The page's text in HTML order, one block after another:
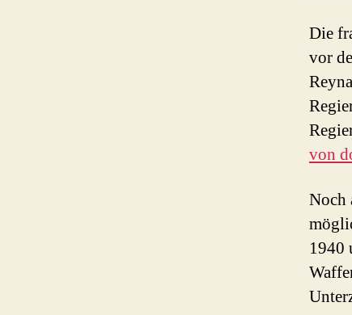
Die
vor
von
Noch
1940